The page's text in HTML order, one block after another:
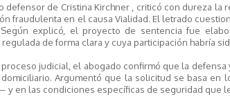
defensor de Cristina Kirchner , criticó con dureza
fraudulenta en el causa Vialidad. El letrado
explicó, el proyecto de sentencia fue
de forma clara y cuya participación habría
judicial, el abogado confirmó que la
Argumentó que la solicitud se basa
y en las condiciones específicas de seguridad que